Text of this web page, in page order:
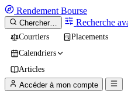
Rendement Bourse
Chercher… Recherche
Courtiers
Placements
Calendriers
Articles
Accéder à mon compte